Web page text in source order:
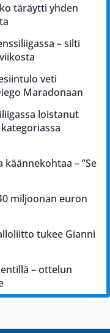
täräytti yhden
– silti
veti
Maradonaan
loistanut
– ”Se
miljoonan euron
tukee Gianni
– ottelun